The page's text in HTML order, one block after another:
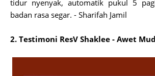
tidur nyenyak, automatik pukul 5
badan rasa segar. - Sharifah Jamil
2. Testimoni ResV Shaklee - Awet